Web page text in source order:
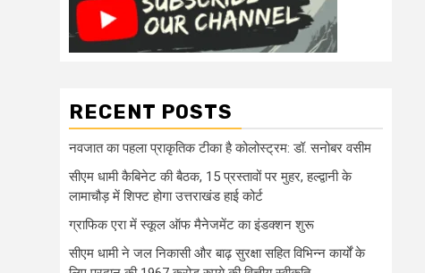
RECENT POSTS
नवजात का पहला प्राकृतिक टीका है कोलोस्ट्रम: डॉ. सनोबर वसीम
सीएम धामी कैबिनेट की बैठक, 15 प्रस्तावों पर मुहर, हल्द्वानी के
लामाचौड़ में शिफ्ट होगा उत्तराखंड हाई कोर्ट
ग्राफिक एरा में स्कूल ऑफ मैनेजमेंट का इंडक्शन शुरू
सीएम धामी ने जल निकासी और बाढ़ सुरक्षा सहित विभिन्न कार्यों के